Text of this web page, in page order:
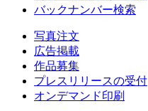
バックナンバー検索
写真注文
広告掲載
作品募集
プレスリリースの受付
オンデマンド印刷